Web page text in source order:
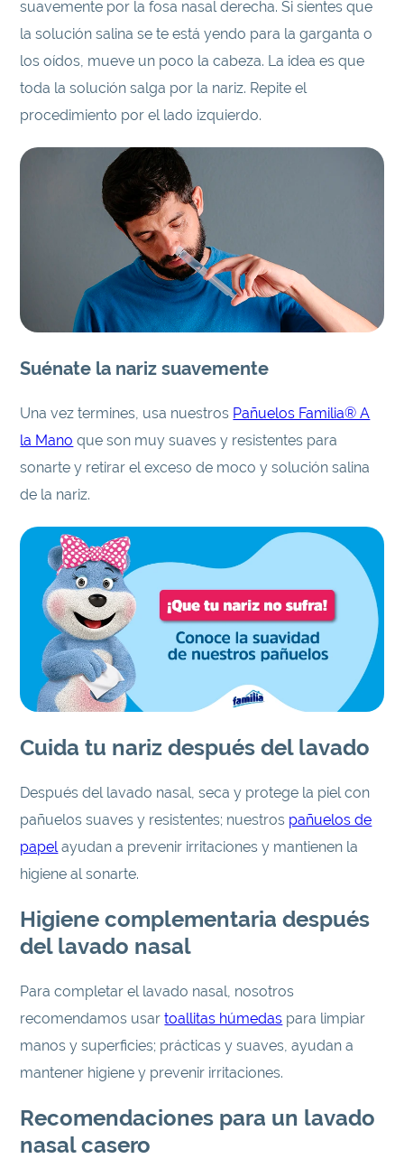
suavemente por la fosa nasal derecha. Si sientes que
la solución salina se te está yendo para la garganta o
los oídos, mueve un poco la cabeza. La idea es que
toda la solución salga por la nariz. Repite el
procedimiento por el lado izquierdo.
Suénate la nariz suavemente
Una vez termines, usa nuestros Pañuelos Familia® A
la Mano que son muy suaves y resistentes para
sonarte y retirar el exceso de moco y solución salina
de la nariz.
Cuida tu nariz después del lavado
Después del lavado nasal, seca y protege la piel con
pañuelos suaves y resistentes; nuestros pañuelos de
papelayudan a prevenir irritaciones y mantienen la
higiene al sonarte.
Higiene complementaria después
del lavado nasal
Para completar el lavado nasal, nosotros
recomendamos usartoallitas húmedas para limpiar
manos y superficies; prácticas y suaves, ayudan a
mantener higiene y prevenir irritaciones.
Recomendaciones para un lavado
nasal casero